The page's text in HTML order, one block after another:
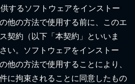
するソフトウェアをインストー
他の方法で使用する前に、このエ
契約（以下「本契約」といいま
い。ソフトウェアをインストー
他の方法で使用することにより、
に拘束されることに同意したもの